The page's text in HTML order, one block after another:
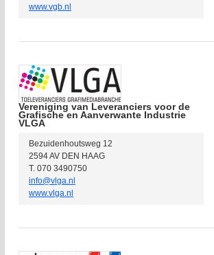
www.vgb.nl
Vereniging van Leveranciers voor de
Grafische en Aanverwante Industrie
VLGA
Bezuidenhoutsweg 12
2594 AV DEN HAAG
T. 070 3490750
info@vlga.nl
www.vlga.nl